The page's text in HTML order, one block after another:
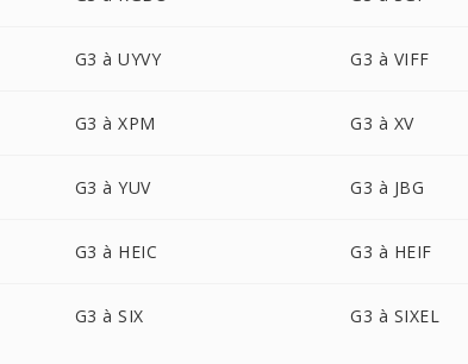
G3 à UYVY G3 à VIFF
G3 à XPM G3 à XV
G3 à YUV G3 à JBG
G3 à HEIC G3 à HEIF
G3 à SIX G3 à SIXEL